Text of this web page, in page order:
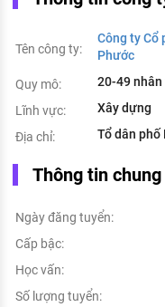
Tên công ty:
Công ty Cổ
Phước
Quy mô:
20-49 nhân
Lĩnh vực:
Xây dựng
Địa chỉ:
Tổ dân phố
Thông tin chung
Ngày đăng tuyển:
Cấp bậc:
Học vấn:
Số lượng tuyển: